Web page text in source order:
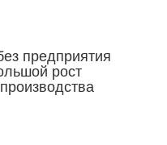
предприятия
рост